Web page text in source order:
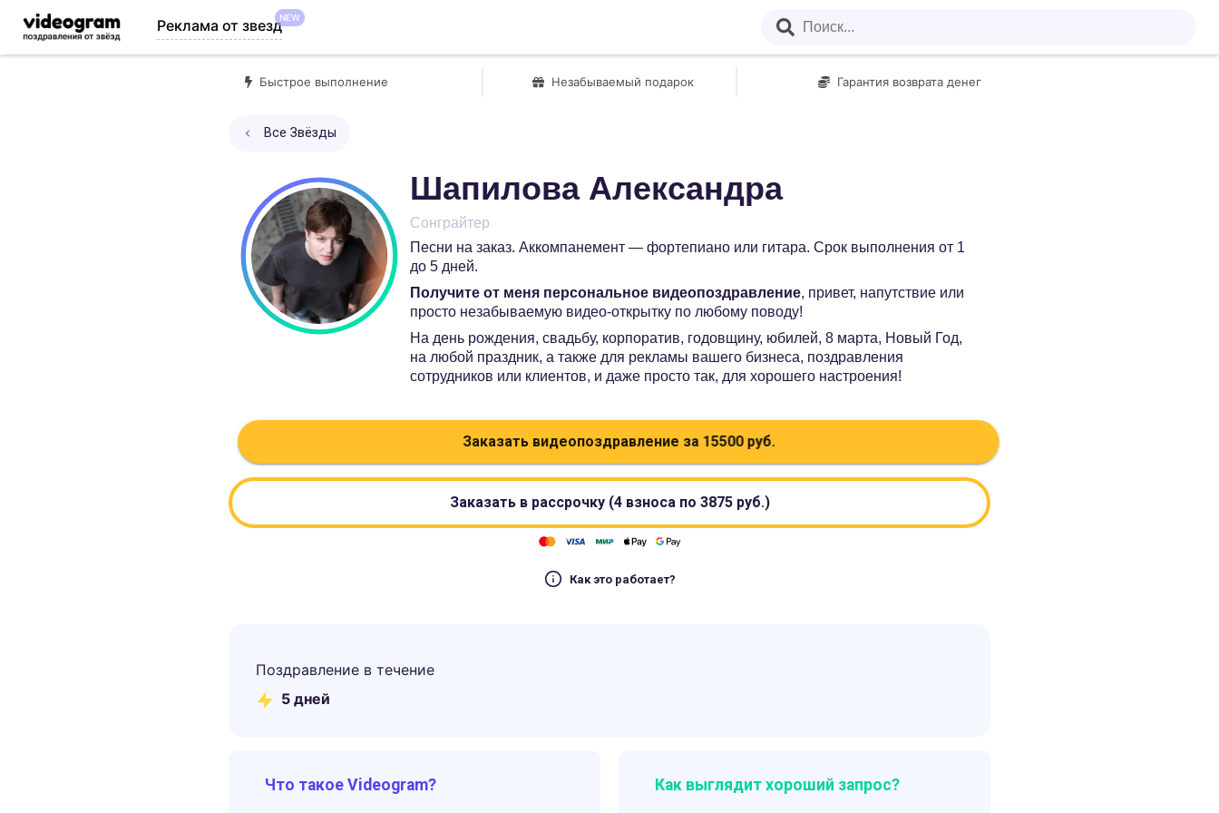
Реклама от звездNEW
Быстрое выполнение Незабываемый подарок Гарантия возврата денег
Все Звёзды
Шапилова Александра
Сонграйтер
Песни на заказ. Аккомпанемент — фортепиано или гитара. Срок выполнения от 1
до 5 дней.
Получите от меня персональное видеопоздравление, привет, напутствие или
просто незабываемую видео-открытку по любому поводу!
На день рождения, свадьбу, корпоратив, годовщину, юбилей, 8 марта, Новый Год,
на любой праздник, а также для рекламы вашего бизнеса, поздравления
сотрудников или клиентов, и даже просто так, для хорошего настроения!
Заказать видеопоздравление за15500руб.
Заказать в рассрочку (4 взноса по 3875руб.)
Как это работает?
Поздравление в течение
5 дней
Что такое Videogram? Как выглядит хороший запрос?